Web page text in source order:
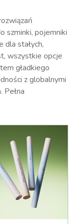
szminki, pojemniki
dla stałych,
wszystkie opcje
gładkiego
z globalnymi
Pełna